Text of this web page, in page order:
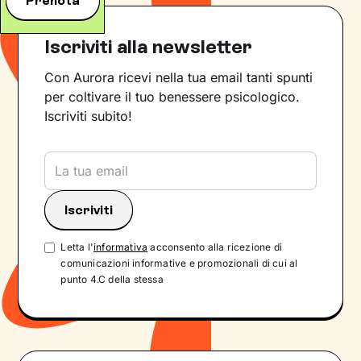
Iscriviti alla newsletter
Con Aurora ricevi nella tua email tanti spunti
per coltivare il tuo benessere psicologico.
Iscriviti subito!
Letta l'informativa acconsento alla ricezione di
comunicazioni informative e promozionali di cui al
punto 4.C della stessa